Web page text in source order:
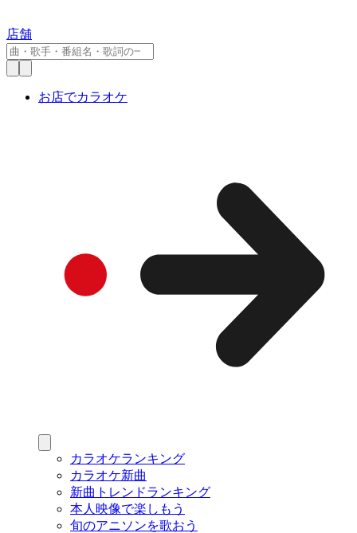
店舗
お店でカラオケ
カラオケランキング
カラオケ新曲
新曲トレンドランキング
本人映像で楽しもう
旬のアニソンを歌おう